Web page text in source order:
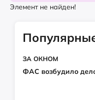
Элемент не найден!
ЗА ОКНОМ
ФАС возбудило